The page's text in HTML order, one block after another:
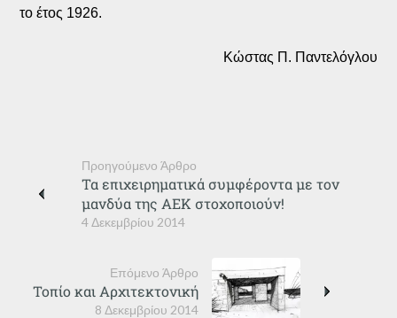
το έτος 1926.
Κώστας Π. Παντελόγλου
Προηγούμενο Άρθρο
4 Δεκεμβρίου 2014
Τα επιχειρηματικά συμφέροντα με τον
μανδύα της ΑΕΚ στοχοποιούν!
Επόμενο Άρθρο
8 Δεκεμβρίου 2014
Τοπίο και Αρχιτεκτονική